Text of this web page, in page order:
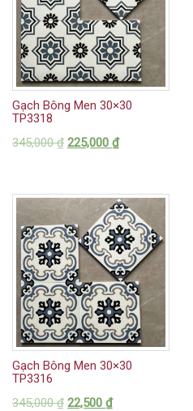
Gạch Bông Men 30×30
TP3318
345,000₫ 225,000 ₫
Gạch Bông Men 30×30
TP3316
345,000₫ 22,500 ₫